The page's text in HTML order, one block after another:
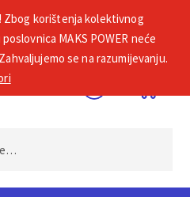
Zbog korištenja kolektivnog
MAKS POWER neće
se na razumijevanju.